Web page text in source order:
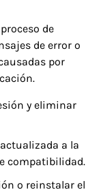
de
de error o
por
y eliminar
a la
compatibilidad.
o reinstalar el